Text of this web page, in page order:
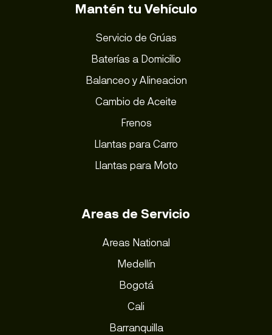
Mantén tu Vehículo
Servicio de Grúas
Baterías a Domicilio
Balanceo y Alineacion
Cambio de Aceite
Frenos
Llantas para Carro
Llantas para Moto
Areas de Servicio
Areas National
Medellín
Bogotá
Cali
Barranquilla